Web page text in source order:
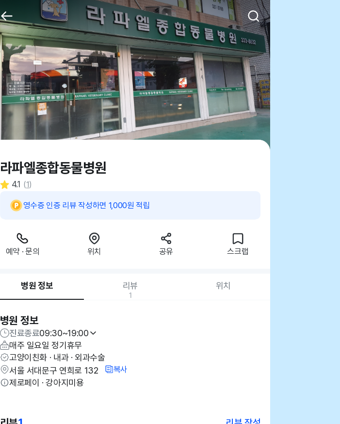
라파엘종합동물병원
4.1 (1)
영수증 인증 리뷰 작성하면 1,000원 적립
예약 · 문의 위치 공유 스크랩
병원 정보 리뷰
1
위치
병원 정보
진료종료09:30~19:00
매주 일요일 정기휴무
고양이친화 · 내과 · 외과수술
서울 서대문구 연희로 132
복사
제로페이 · 강아지미용